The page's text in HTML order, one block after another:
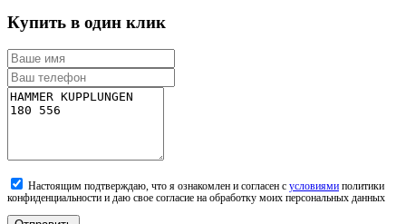
Купить в один клик
Настоящим подтверждаю, что я ознакомлен и согласен с условиями политики
конфиденциальности и даю свое согласие на обработку моих персональных данных